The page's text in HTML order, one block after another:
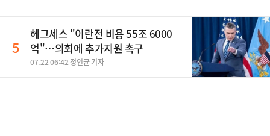
5
헤그세스 "이란전 비용 55조 6000
억"…의회에 추가지원 촉구
07.22 06:42 정인균 기자